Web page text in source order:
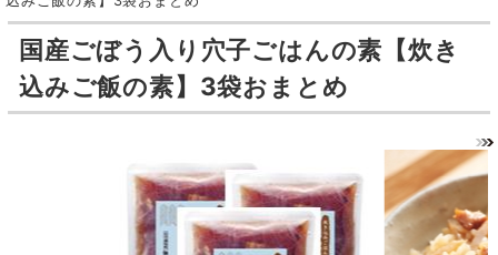
国産ごぼう入り穴子ごはんの素【炊き
込みご飯の素】3袋おまとめ